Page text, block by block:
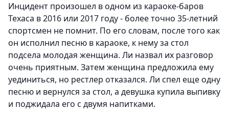
Инцидент произошел в одном из караоке-баров
Техаса в 2016 или 2017 году - более точно 35-летний
спортсмен не помнит. По его словам, после того как
он исполнил песню в караоке, к нему за стол
подсела молодая женщина. Ли назвал их разговор
очень приятным. Затем женщина предложила ему
уединиться, но рестлер отказался. Ли спел еще одну
песню и вернулся за стол, а девушка купила выпивку
и поджидала его с двумя напитками.